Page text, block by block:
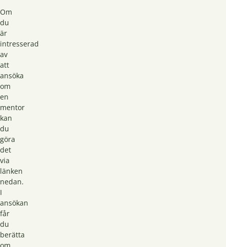
Om
du
är
intresserad
av
att
ansöka
om
en
mentor
kan
du
göra
det
via
länken
nedan.
I
ansökan
får
du
berätta